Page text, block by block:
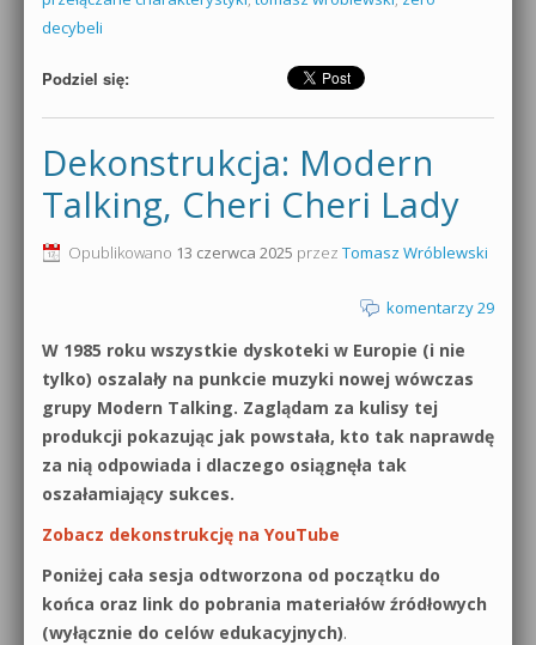
decybeli
Podziel się:
Dekonstrukcja: Modern
Talking, Cheri Cheri Lady
Opublikowano 13 czerwca 2025 przez Tomasz Wróblewski
komentarzy 29
W 1985 roku wszystkie dyskoteki w Europie (i nie
tylko) oszalały na punkcie muzyki nowej wówczas
grupy Modern Talking. Zaglądam za kulisy tej
produkcji pokazując jak powstała, kto tak naprawdę
za nią odpowiada i dlaczego osiągnęła tak
oszałamiający sukces.
Zobacz dekonstrukcję na YouTube
Poniżej cała sesja odtworzona od początku do
końca oraz link do pobrania materiałów źródłowych
(wyłącznie do celów edukacyjnych).